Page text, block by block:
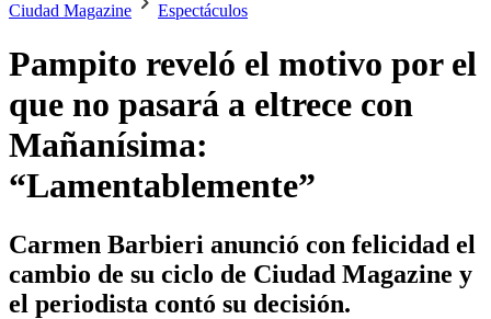
Ciudad Magazine Espectáculos
Pampito reveló el motivo por el
que no pasará a eltrece con
Mañanísima:
“Lamentablemente”
Carmen Barbieri anunció con felicidad el
cambio de su ciclo de Ciudad Magazine y
el periodista contó su decisión.